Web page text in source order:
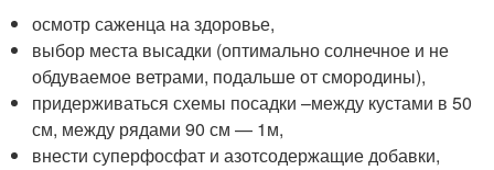
осмотр саженца на здоровье,
выбор места высадки (оптимально солнечное и не
обдуваемое ветрами, подальше от смородины),
придерживаться схемы посадки –между кустами в 50
см, между рядами 90 см — 1м,
внести суперфосфат и азотсодержащие добавки,